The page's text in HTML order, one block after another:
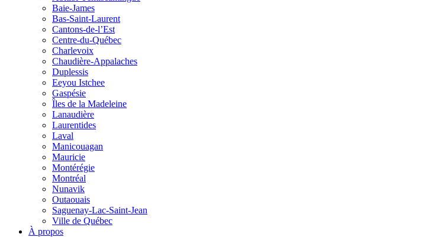
Baie-James
Bas-Saint-Laurent
Cantons-de-l’Est
Centre-du-Québec
Charlevoix
Chaudière-Appalaches
Duplessis
Eeyou Istchee
Gaspésie
Îles de la Madeleine
Lanaudière
Laurentides
Laval
Manicouagan
Mauricie
Montérégie
Montréal
Nunavik
Outaouais
Saguenay-Lac-Saint-Jean
Ville de Québec
À propos